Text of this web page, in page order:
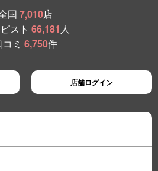
国 7,010店
スト 66,181 人
コミ 6,750件
店舗ログイン